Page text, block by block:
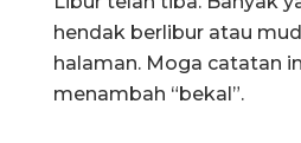
hendak berlibur atau
halaman. Moga catatan
menambah “bekal”.